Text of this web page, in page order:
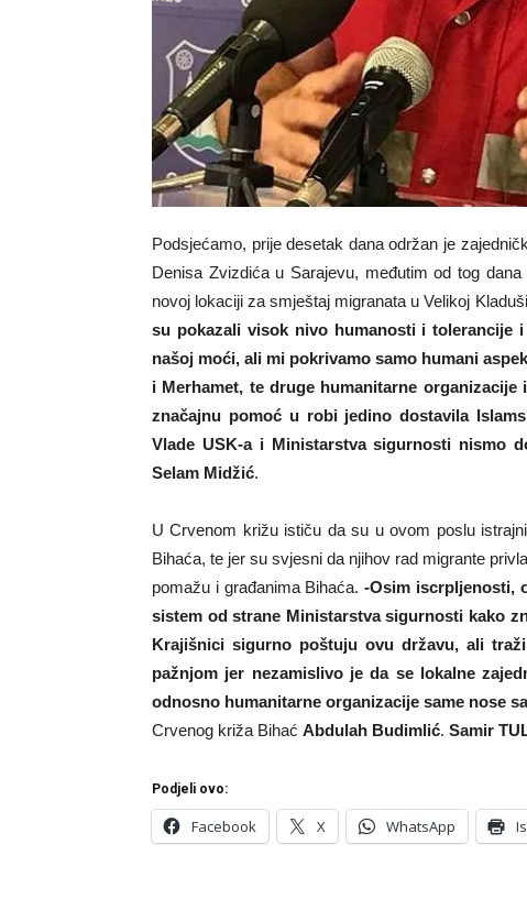
Podsjećamo, prije desetak dana održan je
Denisa Zvizdića u Sarajevu, međutim od tog
novoj lokaciji za smještaj migranata u Velikoj
su pokazali visok nivo humanosti i
našoj moći, ali mi pokrivamo samo humani
i Merhamet, te druge humanitarne
značajnu pomoć u robi jedino dostavila
Vlade USK-a i Ministarstva sigurnosti nismo
Selam Midžić.
U Crvenom križu ističu da su u ovom poslu
Bihaća, te jer su svjesni da njihov rad migrante
pomažu i građanima Bihaća.-Osim iscrpljenosti,
sistem od strane Ministarstva sigurnosti kako
Krajišnici sigurno poštuju ovu državu, ali
pažnjom jer nezamislivo je da se lokalne
odnosno humanitarne organizacije same nose
Crvenog križa Bihać Abdulah Budimlić. Samir
Podjeli ovo:
Facebook X WhatsApp